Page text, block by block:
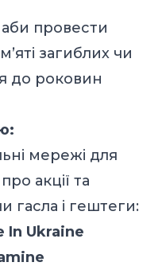
провести
загиблих чи
до роковин
мережі для
акції та
гасла і гештеги:
In Ukraine